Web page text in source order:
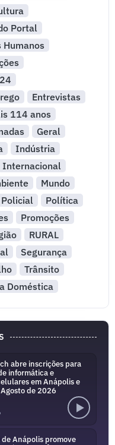
Portal
Humanos
Entrevistas
114 anos
Geral
Indústria
Internacional
Mundo
Policial
Política
Promoções
RURAL
Segurança
Trânsito
Doméstica
abre inscrições para
informática e
em Anápolis e
de 2026
de Anápolis promove